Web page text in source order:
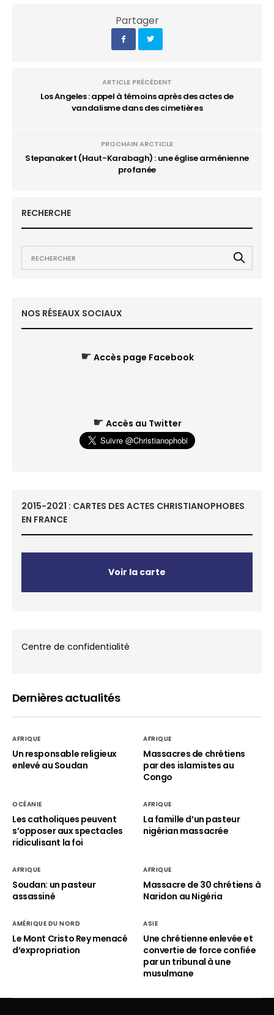
Partager
ARTICLE PRÉCÉDENT
Los Angeles : appel à témoins après des actes de
vandalisme dans des cimetières
PROCHAIN ARCTICLE
Stepanakert (Haut-Karabagh) : une église arménienne
profanée
RECHERCHE
NOS RÉSEAUX SOCIAUX
☛ Accès page Facebook
☛ Accès au Twitter
2015-2021 : CARTES DES ACTES CHRISTIANOPHOBES
EN FRANCE
Voir la carte
Centre de confidentialité
Dernières actualités
AFRIQUE
Un responsable religieux
enlevé au Soudan
AFRIQUE
Massacres de chrétiens
par des islamistes au
Congo
OCÉANIE
Les catholiques peuvent
s’opposer aux spectacles
ridiculisant la foi
AFRIQUE
La famille d’un pasteur
nigérian massacrée
AFRIQUE
Soudan: un pasteur
assassiné
AFRIQUE
Massacre de 30 chrétiens à
Naridon au Nigéria
AMÉRIQUE DU NORD
Le Mont Cristo Rey menacé
d’expropriation
ASIE
Une chrétienne enlevée et
convertie de force confiée
par un tribunal à une
musulmane